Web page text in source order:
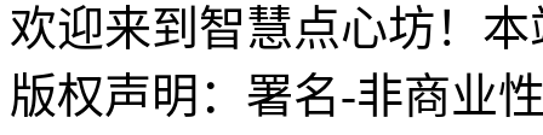
欢迎来到智慧点心坊！
版权声明：署名-非商业